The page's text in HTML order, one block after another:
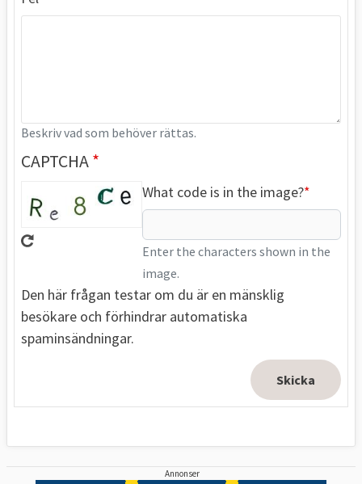
Beskriv vad som behöver rättas.
CAPTCHA
What code is in the image?
Enter the characters shown in the
image.
Den här frågan testar om du är en mänsklig
besökare och förhindrar automatiska
spaminsändningar.
Annonser